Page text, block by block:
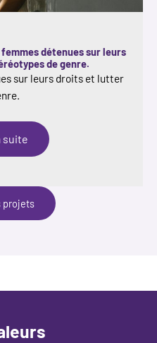
détenues sur leurs
de genre.
sur leurs droits et lutter
suite
Féminité
Libérée
projets